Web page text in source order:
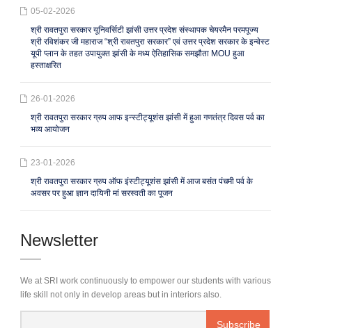
05-02-2026
श्री रावतपुरा सरकार यूनिवर्सिटी झांसी उत्तर प्रदेश संस्थापक चेयरमैन परमपूज्य
श्री रविशंकर जी महाराज “श्री रावतपुरा सरकार” एवं उत्तर प्रदेश सरकार के इन्वेस्ट
यूपी प्लान के तहत उपायुक्त झांसी के मध्य ऐतिहासिक समझौता MOU हुआ
हस्ताक्षरित
26-01-2026
श्री रावतपुरा सरकार ग्रुप आफ इन्स्टीट्यूशंस झांसी में हुआ गणतंत्र दिवस पर्व का
भव्य आयोजन
23-01-2026
श्री रावतपुरा सरकार ग्रुप ऑफ इंस्टीट्यूशंस झांसी में आज बसंत पंचमी पर्व के
अवसर पर हुआ ज्ञान दायिनी मां सरस्वती का पूजन
Newsletter
We at SRI work continuously to empower our students with various
life skill not only in develop areas but in interiors also.